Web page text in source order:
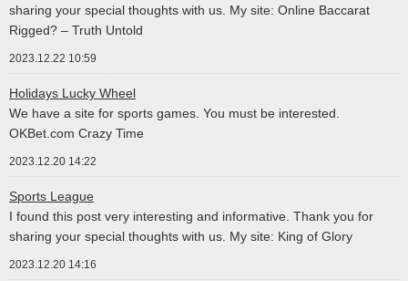
sharing your special thoughts with us. My site: Online Baccarat
Rigged? – Truth Untold
2023.12.22 10:59
Holidays Lucky Wheel
We have a site for sports games. You must be interested.
OKBet.com Crazy Time
2023.12.20 14:22
Sports League
I found this post very interesting and informative. Thank you for
sharing your special thoughts with us. My site: King of Glory
2023.12.20 14:16